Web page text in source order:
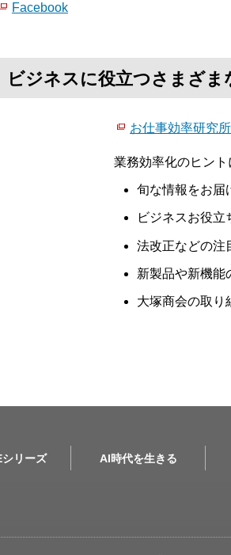
Facebook
ジネスに役立つさまざま
お仕事効率研究
業務効率化のヒント
旬な情報をお届
ビジネスお役立
法改正などの注
新製品や新機能
大塚商会の取
リーズ AI時代を生きる